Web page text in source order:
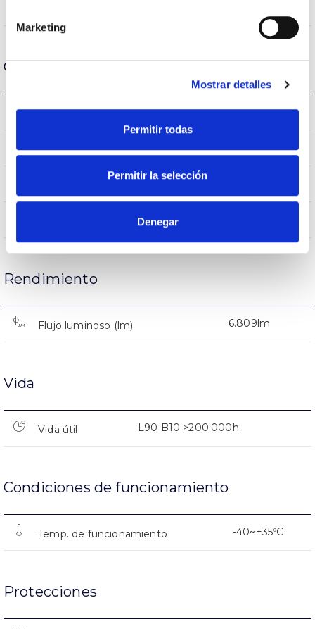
Marketing
Mostrar detalles
Permitir todas
Permitir la selección
Denegar
Carcasa y Acabado
IK Protección contra impactos IK08
IP Índice de estanqueidad IP65
Rendimiento
Flujo luminoso (lm) 6.809lm
Vida
Vida útil L90 B10 >200.000h
Condiciones de funcionamiento
Temp. de funcionamiento -40~+35ºC
Protecciones